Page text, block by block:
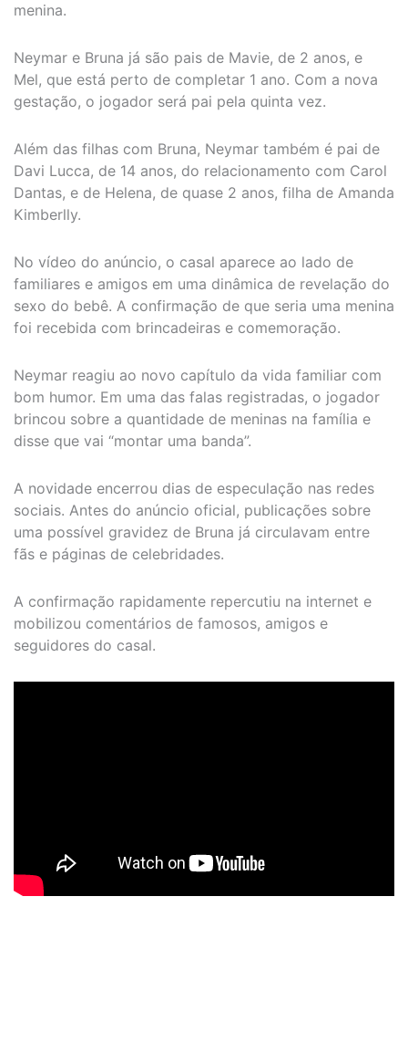
menina.
Neymar e Bruna já são pais de Mavie, de 2 anos, e
Mel, que está perto de completar 1 ano. Com a nova
gestação, o jogador será pai pela quinta vez.
Além das filhas com Bruna, Neymar também é pai de
Davi Lucca, de 14 anos, do relacionamento com Carol
Dantas, e de Helena, de quase 2 anos, filha de Amanda
Kimberlly.
No vídeo do anúncio, o casal aparece ao lado de
familiares e amigos em uma dinâmica de revelação do
sexo do bebê. A confirmação de que seria uma menina
foi recebida com brincadeiras e comemoração.
Neymar reagiu ao novo capítulo da vida familiar com
bom humor. Em uma das falas registradas, o jogador
brincou sobre a quantidade de meninas na família e
disse que vai “montar uma banda”.
A novidade encerrou dias de especulação nas redes
sociais. Antes do anúncio oficial, publicações sobre
uma possível gravidez de Bruna já circulavam entre
fãs e páginas de celebridades.
A confirmação rapidamente repercutiu na internet e
mobilizou comentários de famosos, amigos e
seguidores do casal.